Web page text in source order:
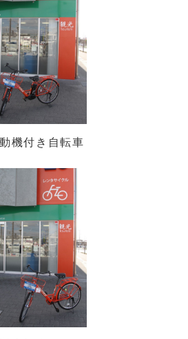
機付き自転車